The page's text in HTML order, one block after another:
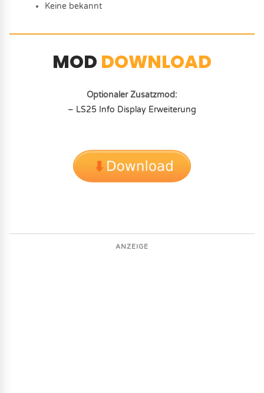
Keine bekannt
MOD DOWNLOAD
Optionaler Zusatzmod:
– LS25 Info Display Erweiterung
ANZEIGE